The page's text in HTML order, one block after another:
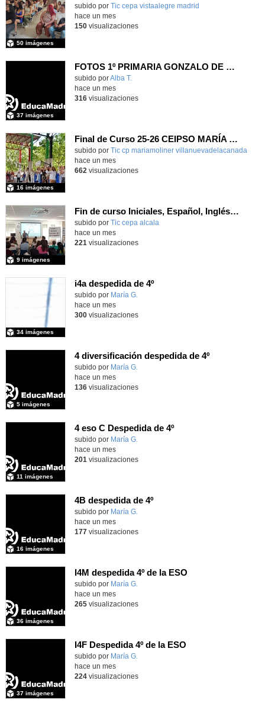
subido por Tic cepa vistaalegre madrid
50 imágenes
hace un mes
150visualizaciones
FOTOS 1º PRIMARIA GONZALO DE BERCEO
subido porAlba T.
37 imágenes
hace un mes
316visualizaciones
Final de Curso 25-26 CEIPSO MARÍA MOLINER
subido por Tic cp mariamoliner villanuevadelacanada
16 imágenes
hace un mes
662 visualizaciones
Fin de curso Iniciales, Español, Inglés, Informática y Patrimonio
subido por Tic cepa alcala
9 imágenes
hace un mes
221 visualizaciones
i4a despedida de 4º
Contenido educativo.
subido por María G.
34 imágenes
hace un mes
300visualizaciones
4 diversificación despedida de 4º
Contenido educativo.
subido por María G.
5 imágenes
hace un mes
136visualizaciones
4 eso C Despedida de 4º
Contenido educativo.
subido por María G.
11 imágenes
hace un mes
201 visualizaciones
4B despedida de 4º
Contenido educativo.
subido por María G.
16 imágenes
hace un mes
177visualizaciones
I4M despedida 4º de la ESO
subido por María G.
36 imágenes
hace un mes
265visualizaciones
I4F Despedida 4º de la ESO
subido por María G.
37 imágenes
hace un mes
224visualizaciones